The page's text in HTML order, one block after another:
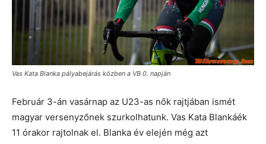
Vas Kata Blanka pályabejárás közben a VB 0. napján
Február 3-án vasárnap az U23-as nők rajtjában ismét
magyar versenyzőnek szurkolhatunk. Vas Kata Blankáék
11 órakor rajtolnak el. Blanka év elején még azt